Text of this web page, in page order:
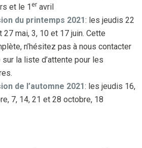
et le 1 er avril
du printemps 2021: les jeudis 22
27 mai, 3, 10 et 17 juin. Cette
n’hésitez pas à nous contacter
la liste d’attente pour les
de l’automne 2021: les jeudis 16,
7, 14, 21 et 28 octobre, 18